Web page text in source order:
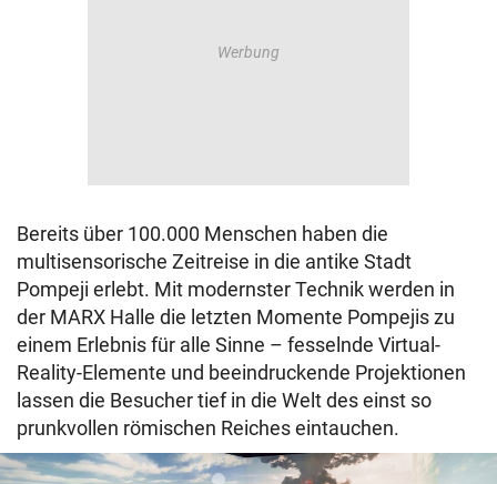
Bereits über 100.000 Menschen haben die
multisensorische Zeitreise in die antike Stadt
Pompeji erlebt. Mit modernster Technik werden in
der MARX Halle die letzten Momente Pompejis zu
einem Erlebnis für alle Sinne – fesselnde Virtual-
Reality-Elemente und beeindruckende Projektionen
lassen die Besucher tief in die Welt des einst so
prunkvollen römischen Reiches eintauchen.